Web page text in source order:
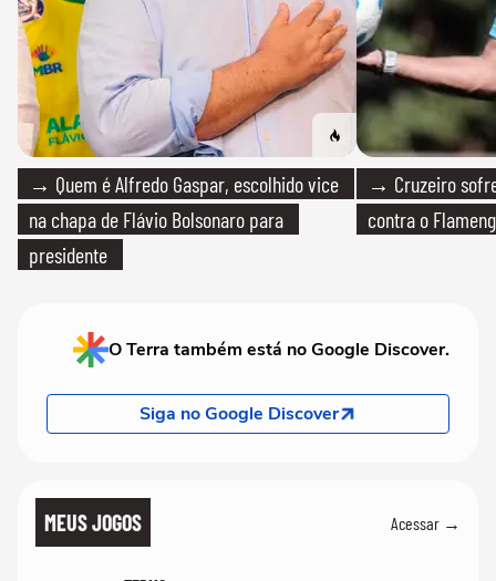
→ Quem é Alfredo Gaspar, escolhido vice
na chapa de Flávio Bolsonaro para
presidente
→ Cruzeiro
contra o
O Terra também está no Google Discover.
Siga no Google Discover
MEUS JOGOS Acessar →